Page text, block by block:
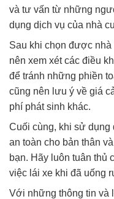
và tư vấn từ những
dụng dịch vụ của nhà
Sau khi chọn được
nên xem xét các điều
để tránh những phiền
cũng nên lưu ý về giá
phí phát sinh khác.
Cuối cùng, khi sử dụng
an toàn cho bản thân
bạn. Hãy luôn tuân thủ
việc lái xe khi đã uống
Với những thông tin và